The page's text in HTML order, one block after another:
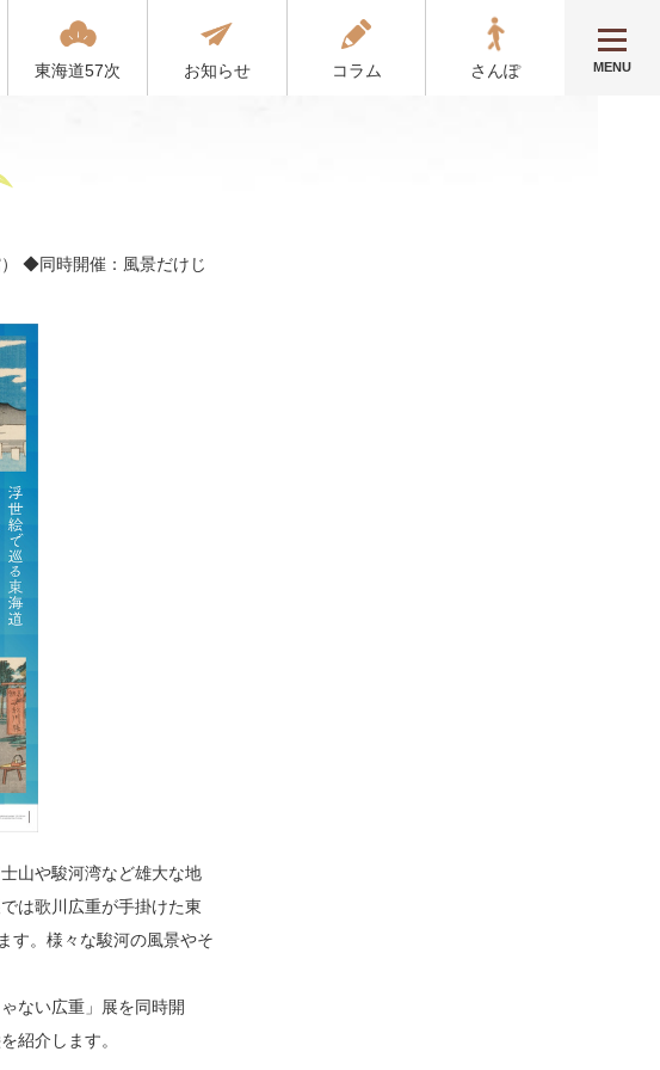
MENU
東海道57次 お知らせ コラム さんぽ
◆同時開催：風景だけじ
山や駿河湾など雄大な地
は歌川広重が手掛けた東
す。様々な駿河の風景やそ
ない広重」展を同時開
紹介します。